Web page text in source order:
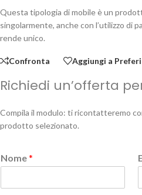
Questa tipologia di mobile è un
singolarmente, anche con l’utilizzo di
rende unico.
Confronta Aggiungi a
Richiedi un’offerta
Compila il modulo: ti ricontatteremo
prodotto selezionato.
Nome*